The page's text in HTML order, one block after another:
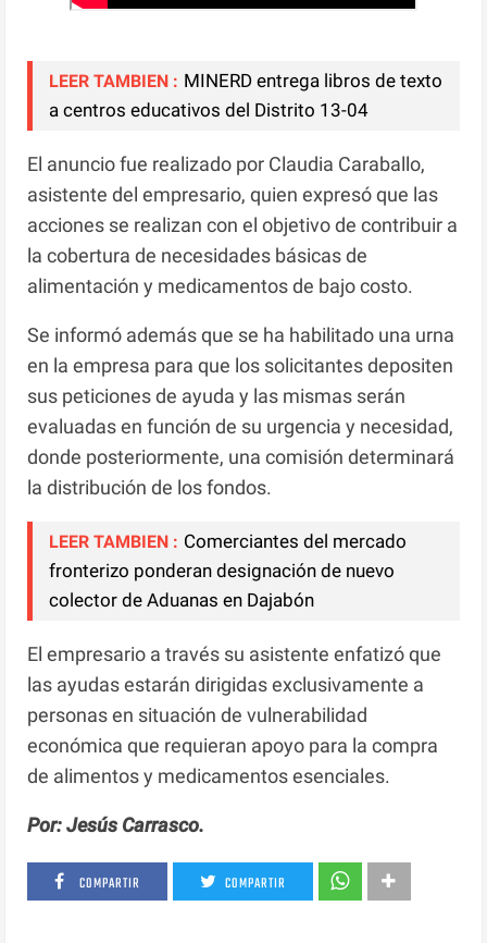
LEER TAMBIEN : MINERD entrega libros de texto
a centros educativos del Distrito 13-04
El anuncio fue realizado por Claudia Caraballo,
asistente del empresario, quien expresó que las
acciones se realizan con el objetivo de contribuir a
la cobertura de necesidades básicas de
alimentación y medicamentos de bajo costo.
Se informó además que se ha habilitado una urna
en la empresa para que los solicitantes depositen
sus peticiones de ayuda y las mismas serán
evaluadas en función de su urgencia y necesidad,
donde posteriormente, una comisión determinará
la distribución de los fondos.
LEER TAMBIEN : Comerciantes del mercado
fronterizo ponderan designación de nuevo
colector de Aduanas en Dajabón
El empresario a través su asistente enfatizó que
las ayudas estarán dirigidas exclusivamente a
personas en situación de vulnerabilidad
económica que requieran apoyo para la compra
de alimentos y medicamentos esenciales.
Por: Jesús Carrasco.
COMPARTIR COMPARTIR